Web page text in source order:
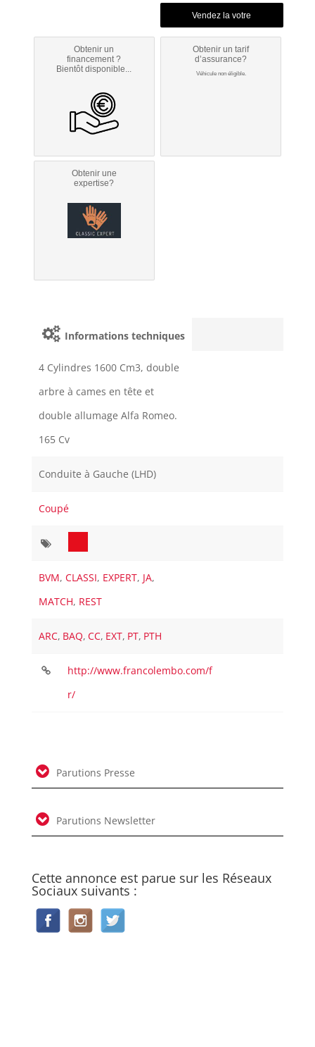
Obtenir un
financement ?
Bientôt disponible...
Obtenir un tarif
d’assurance?
Véhicule non éligible.
Obtenir une
expertise?
Informations techniques
4 Cylindres 1600 Cm3, double
arbre à cames en tête et
double allumage Alfa Romeo.
165 Cv
Conduite à Gauche (LHD)
Coupé
BVM,CLASSI, EXPERT, JA,
MATCH, REST
ARC, BAQ, CC, EXT, PT, PTH
http://www.francolembo.com/f
r/
Parutions Presse
Parutions Newsletter
Cette annonce est parue sur les Réseaux
Sociaux suivants :